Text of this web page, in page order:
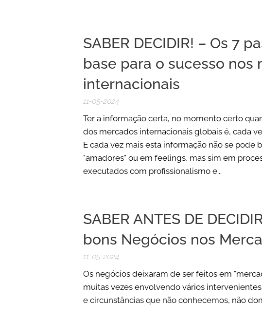
SABER DECIDIR! – Os 7
base para o sucesso nos
internacionais
11-05-2024
Ter a informação certa, no momento certo
dos mercados internacionais globais é, cada
E cada vez mais esta informação não se pode
"amadores" ou em feelings, mas sim em
executados com profissionalismo e...
SABER ANTES DE
bons Negócios nos
11-05-2024
Os negócios deixaram de ser feitos em
muitas vezes envolvendo vários
e circunstâncias que não conhecemos, não